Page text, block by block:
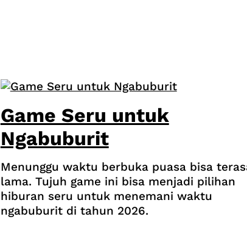
Game Seru untuk
Ngabuburit
Menunggu waktu berbuka puasa bisa
lama. Tujuh game ini bisa menjadi pilihan
hiburan seru untuk menemani waktu
ngabuburit di tahun 2026.